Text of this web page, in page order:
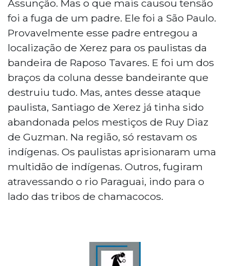
Assunção. Mas o que mais causou tensão
foi a fuga de um padre. Ele foi a São Paulo.
Provavelmente esse padre entregou a
localização de Xerez para os paulistas da
bandeira de Raposo Tavares. E foi um dos
braços da coluna desse bandeirante que
destruiu tudo. Mas, antes desse ataque
paulista, Santiago de Xerez já tinha sido
abandonada pelos mestiços de Ruy Diaz
de Guzman. Na região, só restavam os
indígenas. Os paulistas aprisionaram uma
multidão de indígenas. Outros, fugiram
atravessando o rio Paraguai, indo para o
lado das tribos de chamacocos.